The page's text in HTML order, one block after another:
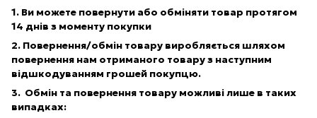
1. Ви можете повернути або обміняти товар протягом
14 днів з моменту покупки
2. Повернення/обмін товару виробляється шляхом
повернення нам отриманого товару з наступним
відшкодуванням грошей покупцю.
3. Обмін та повернення товару можливі лише в таких
випадках: